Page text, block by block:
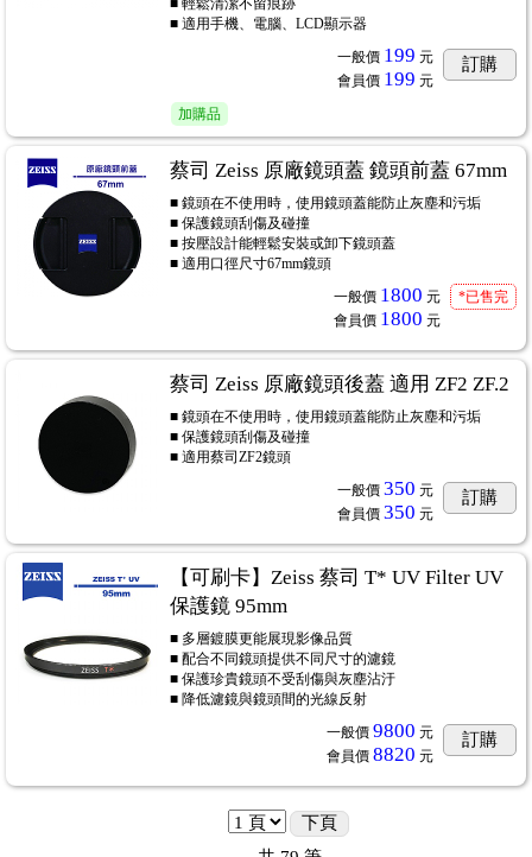
■ 輕鬆清潔不留痕跡
■ 適用手機、電腦、LCD顯示器
一般價 199 元
會員價 199 元
訂購
加購品
蔡司 Zeiss 原廠鏡頭蓋 鏡頭前蓋 67mm
■ 鏡頭在不使用時，使用鏡頭蓋能防止灰塵和污垢
■ 保護鏡頭刮傷及碰撞
■ 按壓設計能輕鬆安裝或卸下鏡頭蓋
■ 適用口徑尺寸67mm鏡頭
一般價 1800 元
會員價 1800 元
*已售完
蔡司 Zeiss 原廠鏡頭後蓋 適用 ZF2 ZF.2
■ 鏡頭在不使用時，使用鏡頭蓋能防止灰塵和污垢
■ 保護鏡頭刮傷及碰撞
■ 適用蔡司ZF2鏡頭
一般價 350 元
會員價 350 元
訂購
【可刷卡】Zeiss 蔡司 T* UV Filter UV
保護鏡 95mm
■ 多層鍍膜更能展現影像品質
■ 配合不同鏡頭提供不同尺寸的濾鏡
■ 保護珍貴鏡頭不受刮傷與灰塵沾汙
■ 降低濾鏡與鏡頭間的光線反射
一般價 9800 元
會員價 8820 元
訂購
下頁